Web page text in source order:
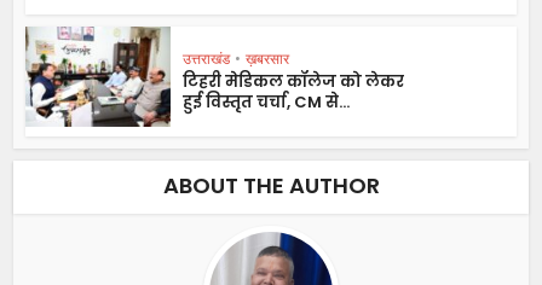
उत्तराखंड • ख़बरसार
टिहरी मेडिकल कॉलेज को लेकर
हुई विस्तृत चर्चा, CM से...
ABOUT THE AUTHOR